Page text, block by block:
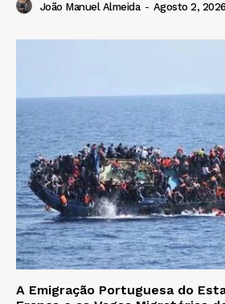
João Manuel Almeida - Agosto 2, 2026
A Emigração Portuguesa do